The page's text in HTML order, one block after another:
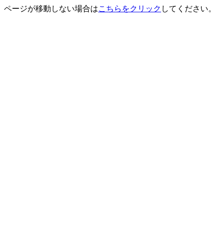
ページが移動しない場合はこちらをクリック してください。